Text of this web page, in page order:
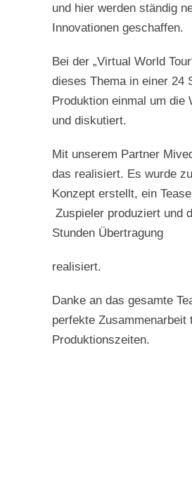
und hier werden ständig
Innovationen geschaffen.
Bei der „Virtual World
dieses Thema in einer 24
Produktion einmal um die
und diskutiert.
Mit unserem Partner
das realisiert. Es wurde
Konzept erstellt, ein
Zuspieler produziert und
Stunden Übertragung
realisiert.
Danke an das gesamte
perfekte Zusammenarbeit
Produktionszeiten.